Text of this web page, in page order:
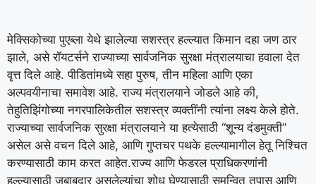
मेक्सिकोच्या पुएब्ला येथे झालेल्या सशस्त्र हल्ल्यात किमान दहा जण ठार
झाले, असे रॉयटर्सने राज्याच्या सार्वजनिक सुरक्षा मंत्रालयाचा हवाला देत
वृत्त दिले आहे.पीडितांमध्ये सहा पुरुष, तीन महिला आणि एका
अल्पवयीनाचा समावेश आहे. राज्य मंत्रालयाने जोडले आहे की,
तेहुतिझिंगोच्या नगरपालिकेतील सशस्त्र व्यक्तींनी त्यांना लक्ष्य केले होते.
राज्याच्या सार्वजनिक सुरक्षा मंत्रालयाने या हत्येसाठी “शून्य दंडमुक्ती”
असेल असे वचन दिले आहे, आणि गुप्तचर पथके हल्ल्यामागील हेतू निश्चित
करण्यासाठी काम करत आहेत.राज्य आणि फेडरल प्राधिकरणांनी
हल्ल्यासाठी जबाबदार असलेल्यांचा शोध घेण्यासाठी समन्वित तपास आणि